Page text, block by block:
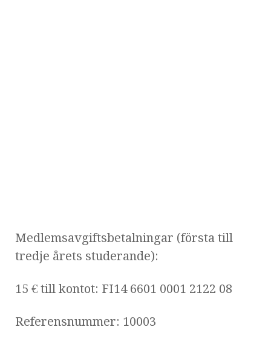
Medlemsavgiftsbetalningar (första till
tredje årets studerande):
15 € till kontot: FI14 6601 0001 2122 08
Referensnummer: 10003